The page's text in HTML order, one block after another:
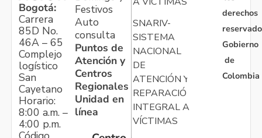
Bogotá:
Carrera
85D No.
46A – 65
Complejo
logístico
San
Cayetano
Horario:
8:00 a.m. –
4:00 p.m.
Festivos
Auto
consulta
Puntos de
Atención y
Centros
Regionales
Unidad en
línea
SNARIV-
SISTEMA
NACIONAL
DE
ATENCIÓN Y
REPARACIÓN
INTEGRAL A
VÍCTIMAS
derechos
Gobierno
de
Colombia